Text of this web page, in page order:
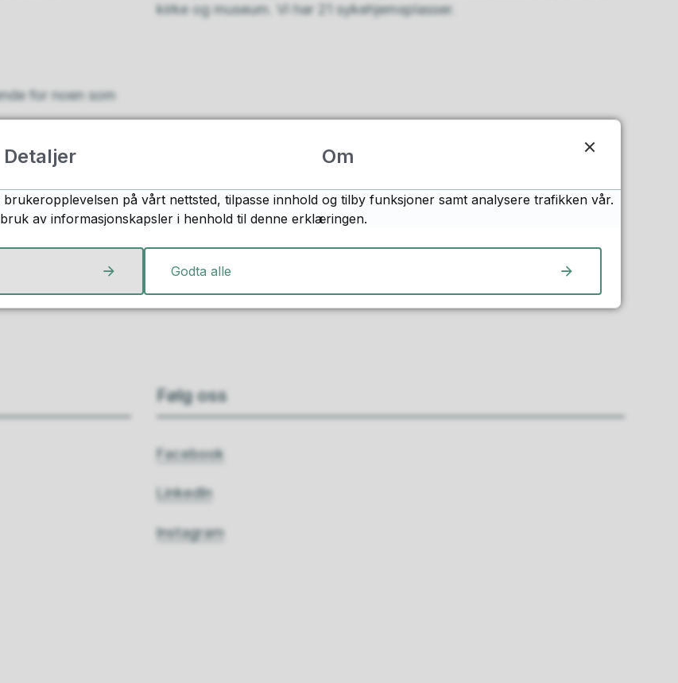
kirke og museum. Vi har 21 sykehjemsplasser.
for noen som
Fant du det du lette etter?
Ja Nei
Følg oss
Facebook
LinkedIn
Instagram
Detaljer Om
på vårt nettsted, tilpasse innhold og tilby funksjoner samt analysere trafikken vår.
av informasjonskapsler i henhold til denne erklæringen.
Godta alle